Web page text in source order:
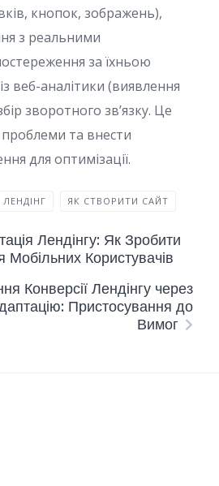
кнопок, зображень),
з реальними
за їхньою
веб-аналітики (виявлення
зворотного зв’язку. Це
та внести
для оптимізації.
ЛЕНДІНГ ЯК СТВОРИТИ САЙТ
Лендінгу: Як Зробити
Користувачів
Конверсії Лендінгу через
Пристосування до
Вимог